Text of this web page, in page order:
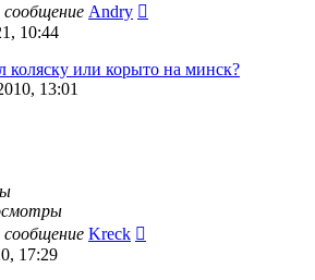
сообщение Andry
10:44
коляску или корыто на минск?
13:01
сообщение Kreck
17:29